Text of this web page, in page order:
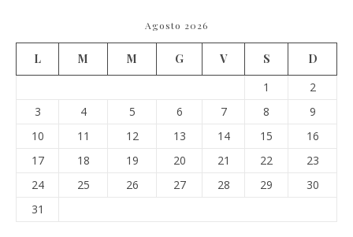
Agosto 2026
L M M G V S
D
1
2
3
4 5 6 7 8
9
10
11 12 13 14 15
16
17
18 19 20 21 22
23
24
25 26 27 28 29
30
31